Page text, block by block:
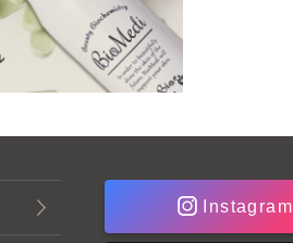
Instagram